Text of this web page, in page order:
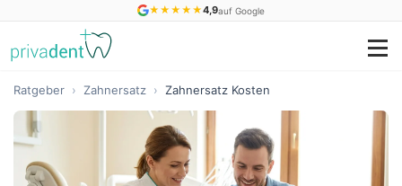
★ ★ ★ ★ ★4,9auf Google
Ratgeber › Zahnersatz › Zahnersatz Kosten